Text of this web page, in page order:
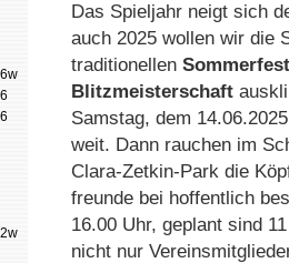
Das Spiel­jahr neigt sich
auch 2025 wol­len wir die
tra­di­tio­nel­len Som­mer­fest
Blitz­meis­ter­schaft
Sams­tag, dem
weit. Dann rau­chen im
Clara-Zet­kin-Park die
freun­de bei hof­fent­lich
16.00 Uhr, ge­plant sind
nicht nur